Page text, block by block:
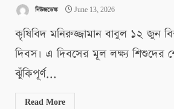
নিউজডেস্ক June 13, 2026
কৃষিবিদ মনিরুজ্জামান বাবুল ১২ জুন
দিবস। এ দিবসের মূল লক্ষ্য
ঝুঁকিপূর্ণ...
Read More